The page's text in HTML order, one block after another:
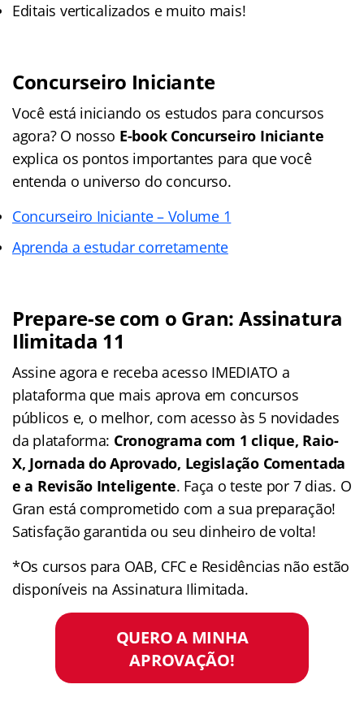
Editais verticalizados e muito mais!
Concurseiro Iniciante
Você está iniciando os estudos para concursos
agora? O nosso E-book Concurseiro Iniciante
explica os pontos importantes para que você
entenda o universo do concurso.
Concurseiro Iniciante – Volume 1
Aprenda a estudar corretamente
Prepare-se com o Gran: Assinatura
Ilimitada 11
Assine agora e receba acesso IMEDIATO a
plataforma que mais aprova em concursos
públicos e, o melhor, com acesso às 5 novidades
da plataforma: Cronograma com 1 clique, Raio-
X, Jornada do Aprovado, Legislação Comentada
e a Revisão Inteligente. Faça o teste por 7 dias. O
Gran está comprometido com a sua preparação!
Satisfação garantida ou seu dinheiro de volta!
*Os cursos para OAB, CFC e Residências não estão
disponíveis na Assinatura Ilimitada.
QUERO A MINHA
APROVAÇÃO!